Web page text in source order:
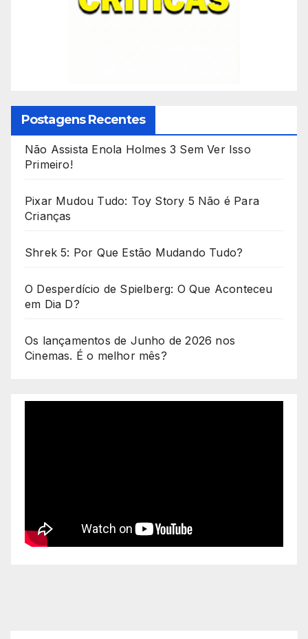
Postagens Recentes
Não Assista Enola Holmes 3 Sem Ver Isso
Primeiro!
Pixar Mudou Tudo: Toy Story 5 Não é Para
Crianças
Shrek 5: Por Que Estão Mudando Tudo?
O Desperdício de Spielberg: O Que Aconteceu
em Dia D?
Os lançamentos de Junho de 2026 nos
Cinemas. É o melhor mês?